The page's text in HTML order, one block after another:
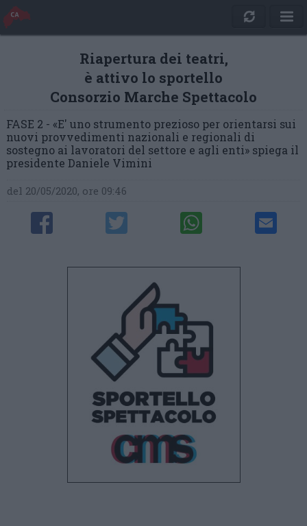
Riapertura dei teatri,
è attivo lo sportello
Consorzio Marche Spettacolo
FASE 2 - «E' uno strumento prezioso per orientarsi sui
nuovi provvedimenti nazionali e regionali di
sostegno ai lavoratori del settore e agli enti» spiega il
presidente Daniele Vimini
del 20/05/2020, ore 09:46